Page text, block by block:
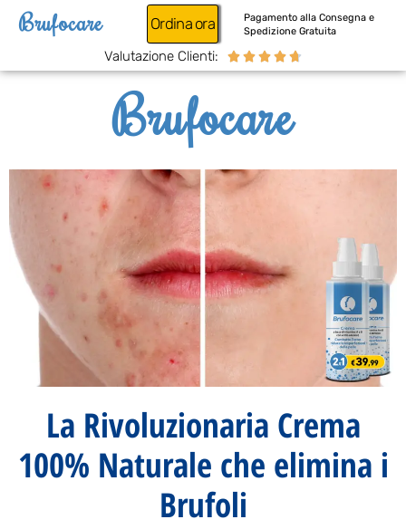
Brufocare Ordina ora
Pagamento alla Consegna e
Spedizione Gratuita
Valutazione Clienti:     
Brufocare
La Rivoluzionaria Crema
100% Naturale che elimina i
Brufoli